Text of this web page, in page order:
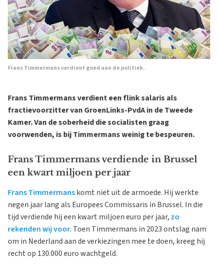
Frans Timmermans verdient goed aan de politiek.
Frans Timmermans verdient een flink salaris als
fractievoorzitter van GroenLinks-PvdA in de Tweede
Kamer. Van de soberheid die socialisten graag
voorwenden, is bij Timmermans weinig te bespeuren.
Frans Timmermans verdiende in Brussel
een kwart miljoen per jaar
Frans Timmermanskomt niet uit de armoede. Hij werkte
negen jaar lang als Europees Commissaris in Brussel. In die
tijd verdiende hij een kwart miljoen euro per jaar, zo
rekenden wij voor. Toen Timmermans in 2023 ontslag nam
om in Nederland aan de verkiezingen mee te doen, kreeg hij
recht op 130.000 euro wachtgeld.